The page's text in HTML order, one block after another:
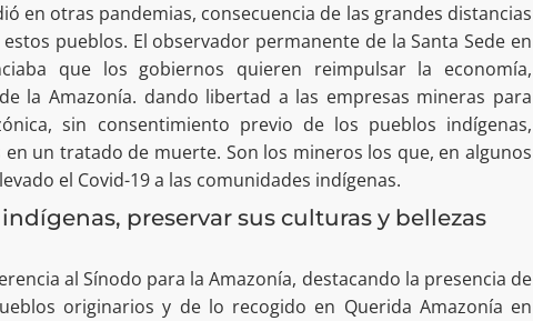
en otras pandemias, consecuencia de las grandes distancias
pueblos. El observador permanente de la Santa Sede en
que los gobiernos quieren reimpulsar la economía,
la Amazonía. dando libertad a las empresas mineras para
sin consentimiento previo de los pueblos indígenas,
un tratado de muerte. Son los mineros los que, en algunos
el Covid-19 a las comunidades indígenas.
preservar sus culturas y bellezas
al Sínodo para la Amazonía, destacando la presencia de
originarios y de lo recogido en Querida Amazonía en